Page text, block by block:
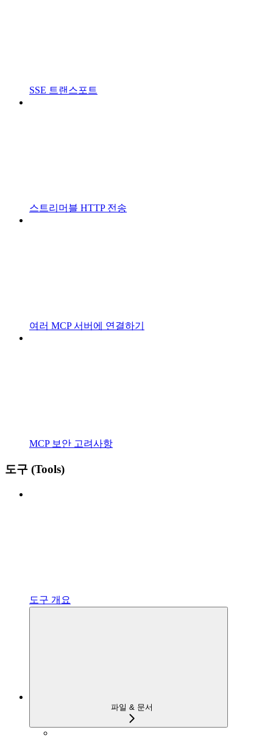
SSE 트랜스포트
스트리머블 HTTP 전송
여러 MCP 서버에 연결하기
MCP 보안 고려사항
도구 (Tools)
도구 개요
파일 & 문서